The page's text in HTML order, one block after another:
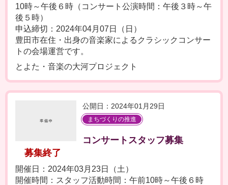
10時～午後６時（コンサート公演時間：午後３時～午
後５時）
申込締切：2024年04月07日（日）
豊田市在住・出身の音楽家によるクラシックコンサー
トの会場運営です。
とよた・音楽の大河プロジェクト
公開日：2024年01月29日
まちづくりの推進
コンサートスタッフ募集
募集終了
開催日：2024年03月23日（土）
開催時間：スタッフ活動時間：午前10時～午後６時